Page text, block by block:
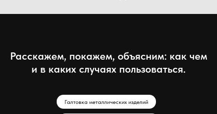
Расскажем, покажем, объясним: как чем
и в каких случаях пользоваться.
Галтовка металлических изделий